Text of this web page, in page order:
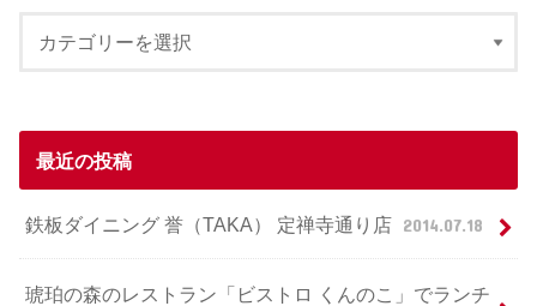
最近の投稿
鉄板ダイニング 誉（TAKA） 定禅寺通り店 2014.07.18
琥珀の森のレストラン「ビストロ くんのこ」でランチ